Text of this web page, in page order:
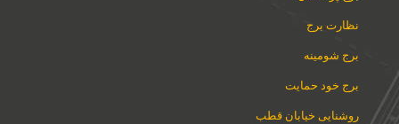
نظارت برج
برج شومینه
برج خود حمایت
روشنایی خیابان قطب